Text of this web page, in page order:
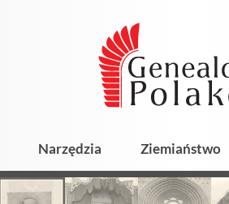
Narzędzia Ziemiaństwo